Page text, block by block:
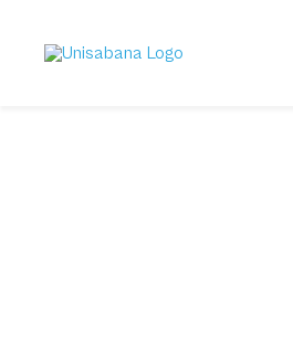
contenido
principal